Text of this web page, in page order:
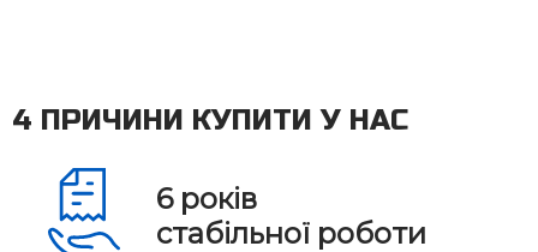
4 ПРИЧИНИ КУПИТИ У НАС
6 років
стабільної роботи